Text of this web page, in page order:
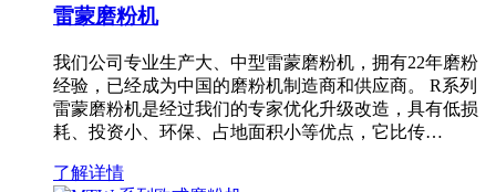
雷蒙磨粉机
我们公司专业生产大、中型雷蒙磨粉机，拥有22年磨粉
经验，已经成为中国的磨粉机制造商和供应商。 R系列
雷蒙磨粉机是经过我们的专家优化升级改造，具有低损
耗、投资小、环保、占地面积小等优点，它比传…
了解详情